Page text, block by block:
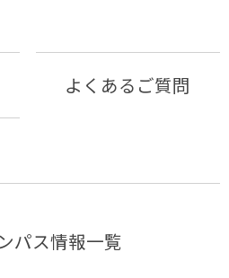
よくあるご質問
パス情報一覧